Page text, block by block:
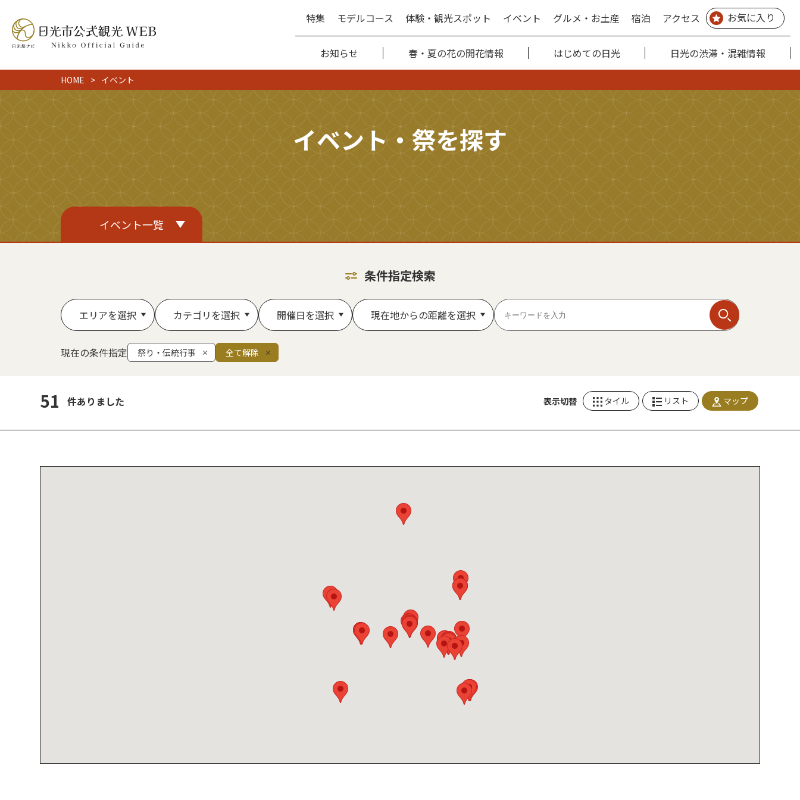
特集 モデルコース 体験・観光スポット イベント グルメ・お土産 宿泊 アクセス お気に入り
お知らせ 春・夏の花の開花情報 はじめての日光 日光の渋滞・混雑情報
HOME イベント
イベント・祭を探す
イベント一覧
条件指定検索
エリアを選択 カテゴリを選択 開催日を選択 現在地からの距離を選択
現在の条件指定 祭り・伝統行事 全て解除
51 件ありました 表示切替 タイル リスト マップ